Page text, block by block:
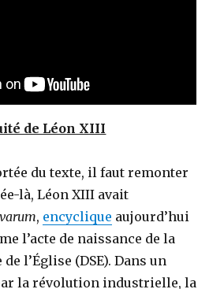
de Léon XIII
du texte, il faut remonter
là, Léon XIII avait
, encyclique aujourd’hui
l’acte de naissance de la
l’Église (DSE). Dans un
la révolution industrielle, la